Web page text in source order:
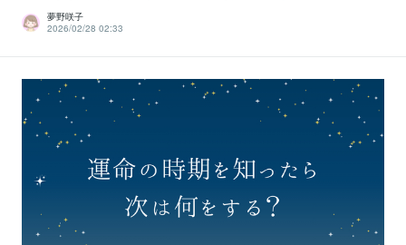
夢野咲子
2026/02/28 02:33